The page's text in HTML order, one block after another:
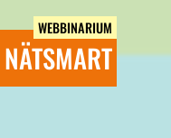
WEBBINARIUM
NÄTSMART